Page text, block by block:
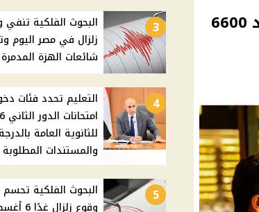
أسعار الذهب اليوم تتراجع عالميًا ومحليًا وعيار 21 عند 6600 3
البحوث الفلكية تنفي
زلزال في مصر اليوم
شائعات الهزة المدمرة
4
التعليم تحدد فئات
للثانوية العامة
والمستندات المطلوبة
5
البحوث الفلكية تحسم
وقوع